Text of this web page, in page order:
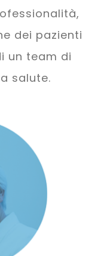
dei pazienti
un team di
salute.